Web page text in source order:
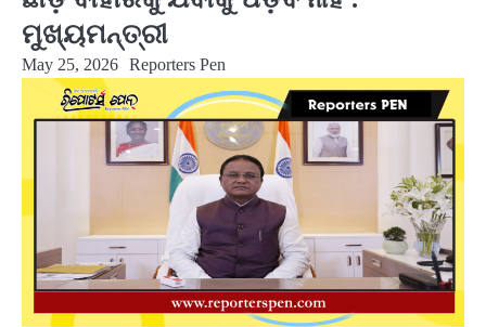
ମୁଖ୍ୟମନ୍ତ୍ରୀ
May 25, 2026 Reporters Pen